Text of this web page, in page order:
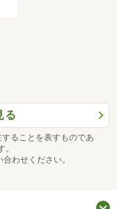
る
ることを表すものであ
わせください。